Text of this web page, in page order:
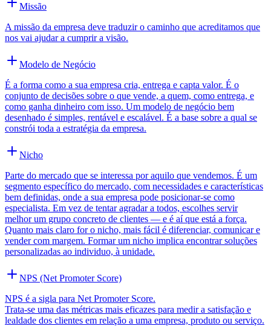
Missão
A missão da empresa deve traduzir o caminho que acreditamos que
nos vai ajudar a cumprir a visão.
Modelo de Negócio
É a forma como a sua empresa cria, entrega e capta valor. É o
conjunto de decisões sobre o que vende, a quem, como entrega, e
como ganha dinheiro com isso. Um modelo de negócio bem
desenhado é simples, rentável e escalável. É a base sobre a qual se
constrói toda a estratégia da empresa.
Nicho
Parte do mercado que se interessa por aquilo que vendemos. É um
segmento específico do mercado, com necessidades e características
bem definidas, onde a sua empresa pode posicionar-se como
especialista. Em vez de tentar agradar a todos, escolhes servir
melhor um grupo concreto de clientes — e é aí que está a força.
Quanto mais claro for o nicho, mais fácil é diferenciar, comunicar e
vender com margem. Formar um nicho implica encontrar soluções
personalizadas ao individuo, à unidade.
NPS (Net Promoter Score)
NPS é a sigla para Net Promoter Score.
Trata-se uma das métricas mais eficazes para medir a satisfação e
lealdade dos clientes em relação a uma empresa, produto ou serviço.